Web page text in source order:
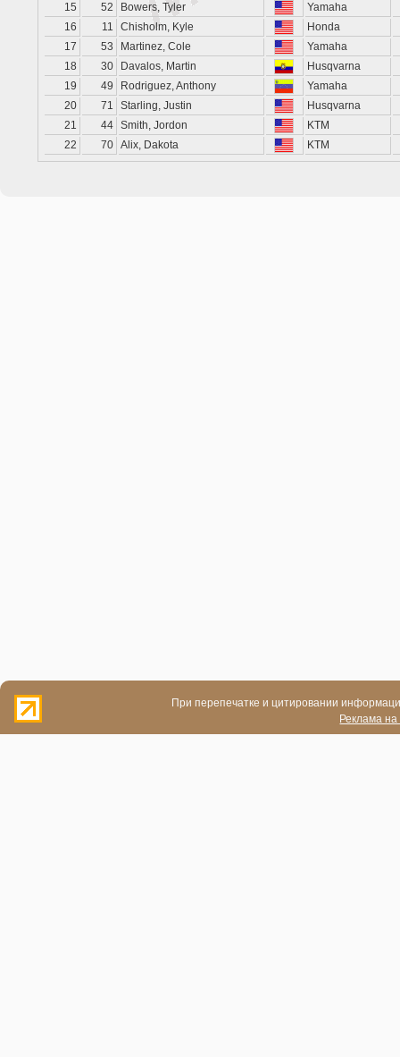
15
52 Bowers, Tyler
Yamaha
16
11 Chisholm, Kyle
Honda
17
53 Martinez, Cole
Yamaha
18
30 Davalos, Martin
Husqvarna
19
49 Rodriguez, Anthony
Yamaha
20
71 Starling, Justin
Husqvarna
21
44 Smith, Jordon
KTM
22
70 Alix, Dakota KTM
При перепечатке и цитировании
Реклама на